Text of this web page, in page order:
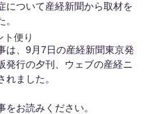
ト便り
について産経新聞から取材を
は、9月7日の産経新聞東京発
発行の夕刊、ウェブの産経ニ
れました。
をお読みください。